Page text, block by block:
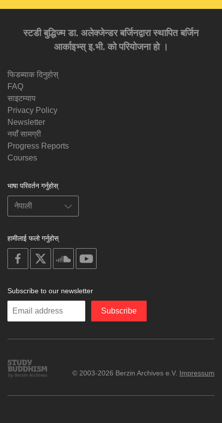
स्टडी बुद्धिज्म डा. अलेक्जेन्डर बर्जिनद्वारा स्थापित बर्जिन
आर्काइभ्स् इ.भी. को परियोजना हो ।
फिडब्याक दिनुहोस्
FAQ
साइटम्याप
Privacy Policy
Newsletter
नयाँ सामग्री
Progress Reports
Courses
भाषा परिवर्तन गर्नुहोस्
हामीलाई फलो गर्नुहोस्
on
facebook
on
on
soundcloud
Subscribe to our newsletter
Enter
Subscribe
Study
Buddhism
© 2003-2026 Berzin Archives e.V. Impressum